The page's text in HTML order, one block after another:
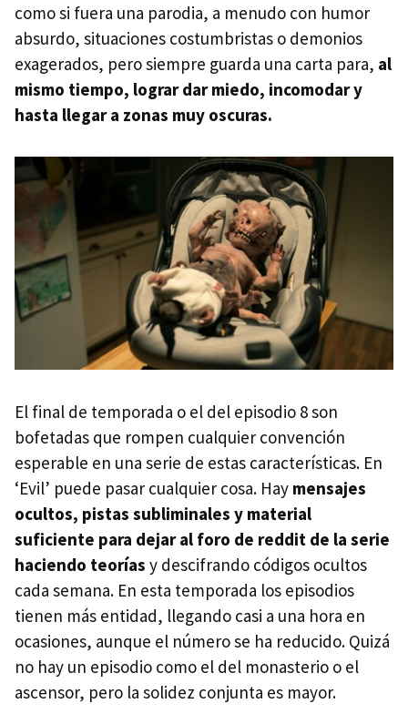
como si fuera una parodia, a menudo con humor
absurdo, situaciones costumbristas o demonios
exagerados, pero siempre guarda una carta para, al
mismo tiempo, lograr dar miedo, incomodar y
hasta llegar a zonas muy oscuras.
El final de temporada o el del episodio 8 son
bofetadas que rompen cualquier convención
esperable en una serie de estas características. En
‘Evil’ puede pasar cualquier cosa. Hay mensajes
ocultos, pistas subliminales y material
suficiente para dejar al foro de reddit de la serie
haciendo teorías y descifrando códigos ocultos
cada semana. En esta temporada los episodios
tienen más entidad, llegando casi a una hora en
ocasiones, aunque el número se ha reducido. Quizá
no hay un episodio como el del monasterio o el
ascensor, pero la solidez conjunta es mayor.